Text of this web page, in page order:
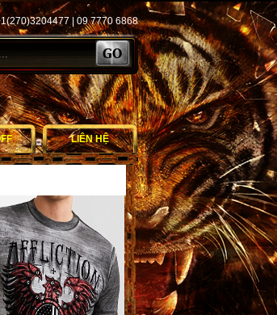
| 09 7770 6868
LIÊN HỆ